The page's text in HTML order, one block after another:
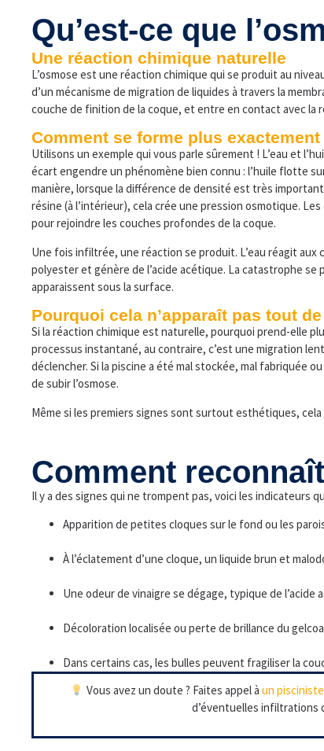
Qu’est-ce que
Une réaction chimique naturelle
L’osmose est une réaction chimique qui se produit au
d’un mécanisme de migration de liquides à travers la
couche de finition de la coque, et entre en contact avec la
Comment se forme plus exactement
Utilisons un exemple qui vous parle sûrement ! L’eau et
écart engendre un phénomène bien connu : l’huile flotte
manière, lorsque la différence de densité est très
résine (à l’intérieur), cela crée une pression osmotique.
pour rejoindre les couches profondes de la coque.
Une fois infiltrée, une réaction se produit. L’eau réagit aux
polyester et génère de l’acide acétique. La catastrophe
apparaissent sous la surface.
Pourquoi cela n’apparaît pas tout
Si la réaction chimique est naturelle, pourquoi prend-elle
processus instantané, au contraire, c’est une migration
déclencher. Si la piscine a été mal stockée, mal fabriquée
de subir l’osmose.
Même si les premiers signes sont surtout esthétiques,
Comment
Il y a des signes qui ne trompent pas, voici les indicateurs
Apparition de petites cloques sur le fond ou les
À l’éclatement d’une cloque, un liquide brun et
Une odeur de vinaigre se dégage, typique de l’acide
Décoloration localisée ou perte de brillance du
Dans certains cas, les bulles peuvent fragiliser la
Vous avez un doute ? Faites appel à un
d’éventuelles infiltrations